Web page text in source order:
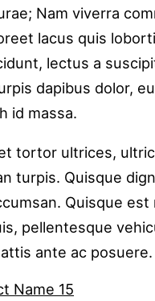
Nam viverra
lacus quis
lectus a
dapibus dolor,
id massa.
tortor ultrices,
turpis. Quisque
Quisque est
pellentesque
ante ac posuere.